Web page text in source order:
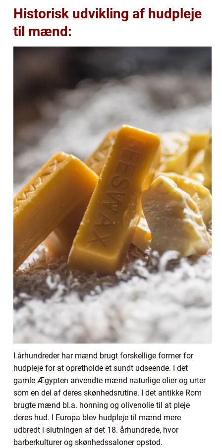
Historisk udvikling af hudpleje
til mænd:
I århundreder har mænd brugt forskellige former for
hudpleje for at opretholde et sundt udseende. I det
gamle Ægypten anvendte mænd naturlige olier og urter
som en del af deres skønhedsrutine. I det antikke Rom
brugte mænd bl.a. honning og olivenolie til at pleje
deres hud. I Europa blev hudpleje til mænd mere
udbredt i slutningen af det 18. århundrede, hvor
barberkulturer og skønhedssaloner opstod.